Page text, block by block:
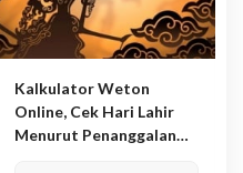
Kalkulator Weton
Online, Cek Hari Lahir
Menurut Penanggalan